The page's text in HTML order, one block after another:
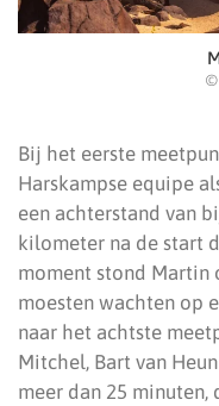
©
Bij het eerste
Harskampse equipe
een achterstand van
kilometer na de start
moment stond Martin
moesten wachten op
naar het achtste
Mitchel, Bart van
meer dan 25